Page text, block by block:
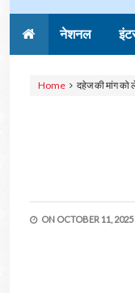
नेशनल
Home दहेज की मांग को
ON OCTOBER 11, 2025